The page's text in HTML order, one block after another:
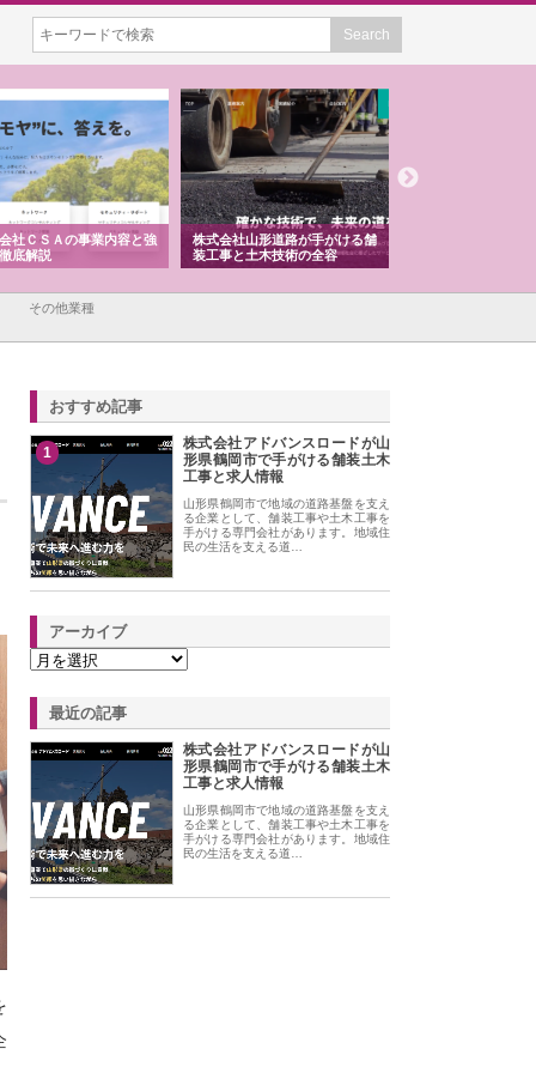
ＣＳＡの事業内容と強
底解説
株式会社山形道路が手がける舗
装工事と土木技術の全容
その他業種
おすすめ記事
1
株式会社アドバンスロードが山
形県鶴岡市で手がける舗装土木
工事と求人情報
山形県鶴岡市で地域の道路基盤を支え
る企業として、舗装工事や土木工事を
手がける専門会社があります。地域住
民の生活を支える道…
アーカイブ
最近の記事
株式会社アドバンスロードが山
形県鶴岡市で手がける舗装土木
工事と求人情報
山形県鶴岡市で地域の道路基盤を支え
る企業として、舗装工事や土木工事を
手がける専門会社があります。地域住
民の生活を支える道…